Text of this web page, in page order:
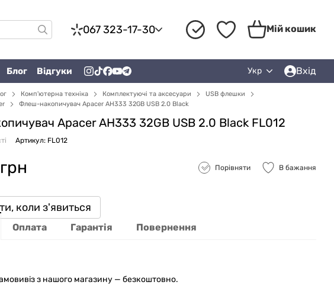
067 323-17-30 Мій кошик
Блог Відгуки Укр Вхід
Комп'ютерна техніка Комплектуючі та аксесуари
USB флешки
Флеш-накопичувач Apacer AH333 32GB USB 2.0 Black
Apacer AH333 32GB USB 2.0 Black FL012
Артикул: FL012
Порівняти В бажання
коли з'явиться
Оплата Гарантія Повернення
з нашого магазину — безкоштовно.